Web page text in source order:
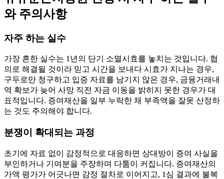
와 주의사항
자주 하는 실수
가장 흔한 실수는 1년의 단기 소멸시효를 놓치는 것입니다. 협
의로 해결될 것이라 믿고 시간을 보내다 시효가 지나는 경우,
구두로만 청구하고 입증 자료를 남기지 않은 경우, 금융거래내
역 확보가 늦어 사망 직전 자금 이동을 밝히지 못한 경우가 대
표적입니다. 증여재산을 일부 누락한 채 부족액을 잘못 산정하
는 것도 주의해야 합니다.
분쟁이 확대되는 과정
초기에 자료 없이 감정적으로 대응하면 상대방이 증여 사실을
부인하거나 기여분을 주장하며 다툼이 커집니다. 증여재산의
가액 평가가 어긋나면 감정 절차로 이어지고, 1심 결과에 불복